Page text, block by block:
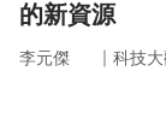
的新資源
李元傑 ｜ 科技